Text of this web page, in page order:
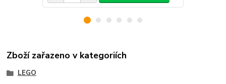
Zboží zařazeno v kategoriích
LEGO